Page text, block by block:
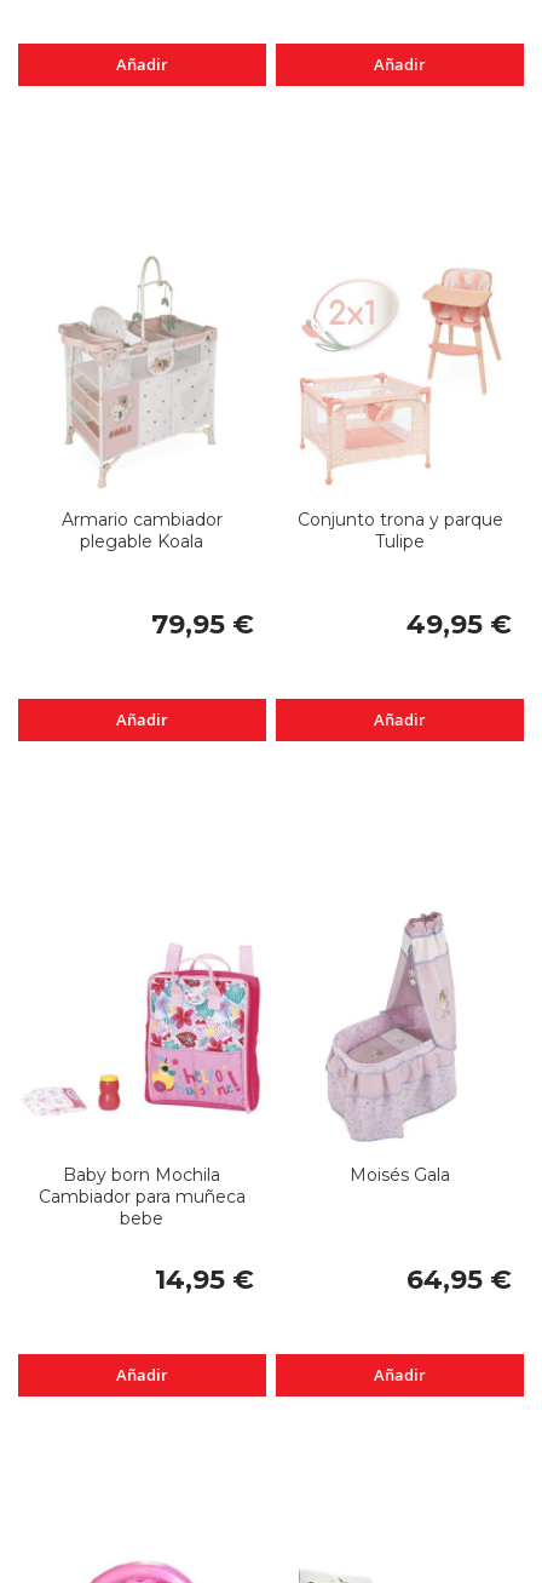
Añadir Añadir
Armario cambiador
plegable Koala
79,95 €
Añadir
Conjunto trona y parque
Tulipe
49,95 €
Añadir
Baby born Mochila
Cambiador para muñeca
bebe
14,95 €
Añadir
Moisés Gala
64,95 €
Añadir